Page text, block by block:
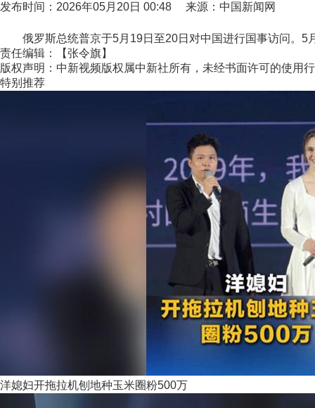
发布时间：2026年05月20日 00:48 来源：中国新闻网
俄罗斯总统普京于5月19日至20日对中国进行国事访问。5
责任编辑：【张令旗】
版权声明：中新视频版权属中新社所有，未经书面许可的使用
特别推荐
洋媳妇开拖拉机刨地种玉米圈粉500万